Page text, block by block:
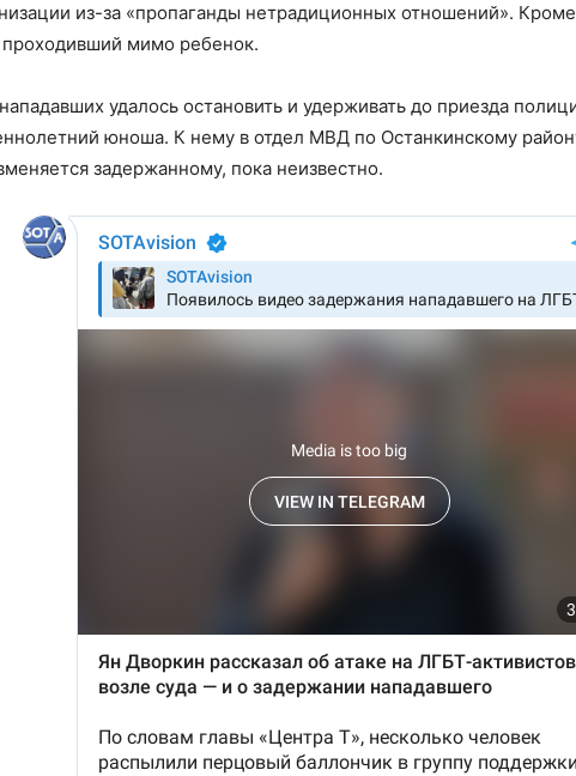
из-за «пропаганды нетрадиционных отношений».
проходивший мимо ребенок.
удалось остановить и удерживать до приезда
юноша. К нему в отдел МВД по Останкинскому
задержанному, пока неизвестно.